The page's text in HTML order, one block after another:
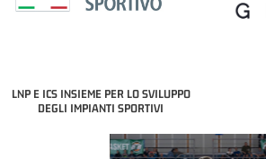
LNP E ICS INSIEME PER LO SVILUPPO
DEGLI IMPIANTI SPORTIVI